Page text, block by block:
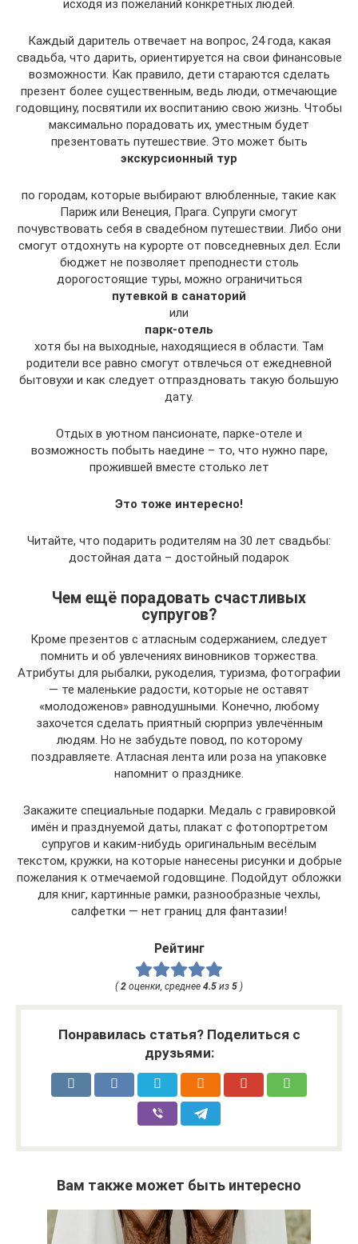
исходя из пожеланий конкретных людей.
Каждый даритель отвечает на вопрос, 24 года, какая
свадьба, что дарить, ориентируется на свои финансовые
возможности. Как правило, дети стараются сделать
презент более существенным, ведь люди, отмечающие
годовщину, посвятили их воспитанию свою жизнь. Чтобы
максимально порадовать их, уместным будет
презентовать путешествие. Это может быть
экскурсионный тур
по городам, которые выбирают влюбленные, такие как
Париж или Венеция, Прага. Супруги смогут
почувствовать себя в свадебном путешествии. Либо они
смогут отдохнуть на курорте от повседневных дел. Если
бюджет не позволяет преподнести столь
дорогостоящие туры, можно ограничиться
путевкой в санаторий
или
парк-отель
хотя бы на выходные, находящиеся в области. Там
родители все равно смогут отвлечься от ежедневной
бытовухи и как следует отпраздновать такую большую
дату.
Отдых в уютном пансионате, парке-отеле и
возможность побыть наедине – то, что нужно паре,
прожившей вместе столько лет
Это тоже интересно!
Читайте, что подарить родителям на 30 лет свадьбы:
достойная дата – достойный подарок
Чем ещё порадовать счастливых
супругов?
Кроме презентов с атласным содержанием, следует
помнить и об увлечениях виновников торжества.
Атрибуты для рыбалки, рукоделия, туризма, фотографии
— те маленькие радости, которые не оставят
«молодоженов» равнодушными. Конечно, любому
захочется сделать приятный сюрприз увлечённым
людям. Но не забудьте повод, по которому
поздравляете. Атласная лента или роза на упаковке
напомнит о празднике.
Закажите специальные подарки. Медаль с гравировкой
имён и празднуемой даты, плакат с фотопортретом
супругов и каким-нибудь оригинальным весёлым
текстом, кружки, на которые нанесены рисунки и добрые
пожелания к отмечаемой годовщине. Подойдут обложки
для книг, картинные рамки, разнообразные чехлы,
салфетки — нет границ для фантазии!
Рейтинг
(2 оценки, среднее 4.5 из 5 )
Понравилась статья? Поделиться с
друзьями:
Вам также может быть интересно